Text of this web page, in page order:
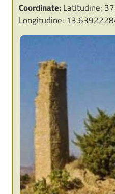
Coordinate:Latitudine:
Longitudine: